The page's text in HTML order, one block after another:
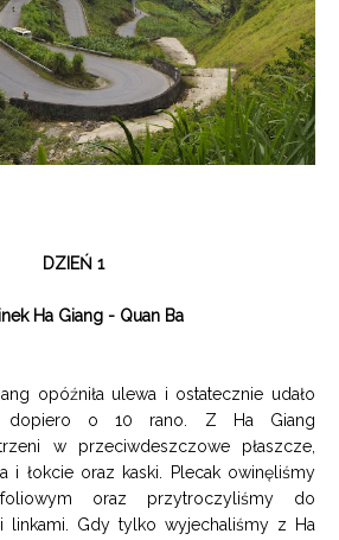
DZIEŃ 1
Ha Giang - Quan Ba
opóźniła ulewa i ostatecznie udało
dopiero o 10 rano. Z Ha Giang
w przeciwdeszczowe płaszcze,
i łokcie oraz kaski. Plecak owinęliśmy
oraz przytroczyliśmy do
linkami. Gdy tylko wyjechaliśmy z Ha